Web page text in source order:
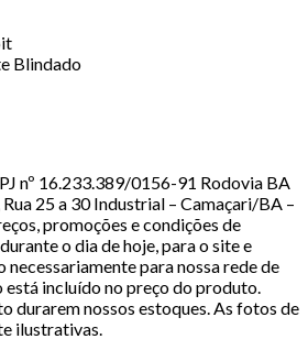
nº 16.233.389/0156-91 Rodovia BA
25 a 30 Industrial – Camaçari/BA –
promoções e condições de
o dia de hoje, para o site e
necessariamente para nossa rede de
está incluído no preço do produto.
durarem nossos estoques. As fotos de
ilustrativas.